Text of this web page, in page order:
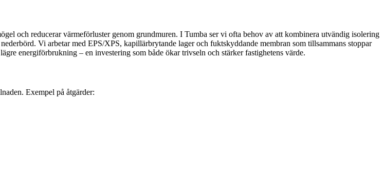
och reducerar värmeförluster genom grundmuren. I Tumba ser vi ofta behov av att kombinera utvändig isolering
Vi arbetar med EPS/XPS, kapillärbrytande lager och fuktskyddande membran som tillsammans stoppar
energiförbrukning – en investering som både ökar trivseln och stärker fastighetens värde.
Exempel på åtgärder: